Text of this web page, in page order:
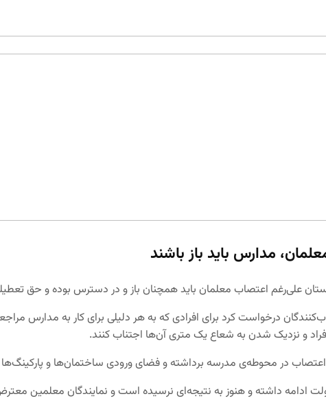
مدارس باید باز باشند
علی‌رغم اعتصاب معلمان باید همچنان باز و در دسترس بوده و حق
درخواست کرد برای افرادی که به هر دلیلی برای کار به مدارس
و نزدیک شدن به شعاع یک متری آن‌ها اجتناب کنند.
در محوطه‌ی مدرسه برداشته و فضای ورودی ساختمان‌ها و پارکینگ‌ها
داشته و هنوز به نتیجه‌ای نرسیده است و نمایندگان معلمین معترض،